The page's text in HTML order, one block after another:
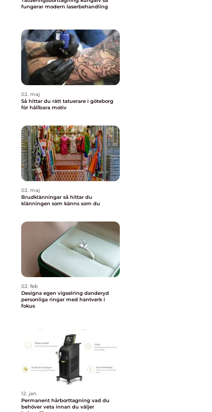
fungerar modern laserbehandling
02. maj
Så hittar du rätt tatuerare i göteborg
för hållbara motiv
02. maj
Brudklänningar så hittar du
klänningen som känns som du
02. feb
Designa egen vigselring danderyd
personliga ringar med hantverk i
fokus
12. jan
Permanent hårborttagning vad du
behöver veta innan du väljer